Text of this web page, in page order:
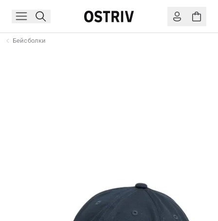
Бейсболки